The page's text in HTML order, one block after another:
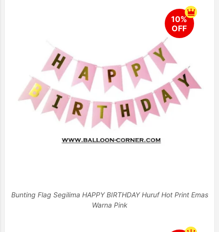
Bunting Flag Segilima HAPPY BIRTHDAY Huruf Hot Print Emas
Warna Pink